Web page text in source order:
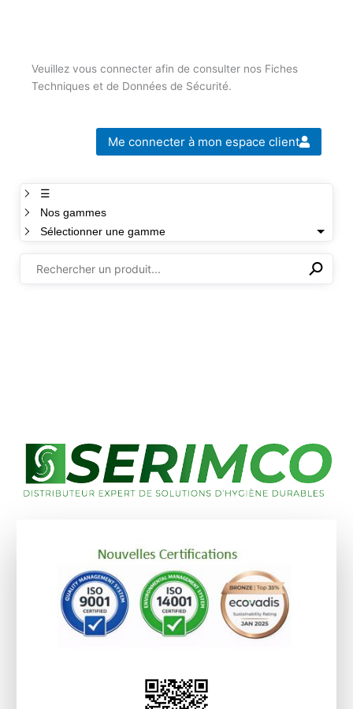
Veuillez vous connecter afin de consulter nos Fiches
Techniques et de Données de Sécurité.
Me connecter à mon espace client
☰
Nos gammes
Sélectionner une gamme
⚲